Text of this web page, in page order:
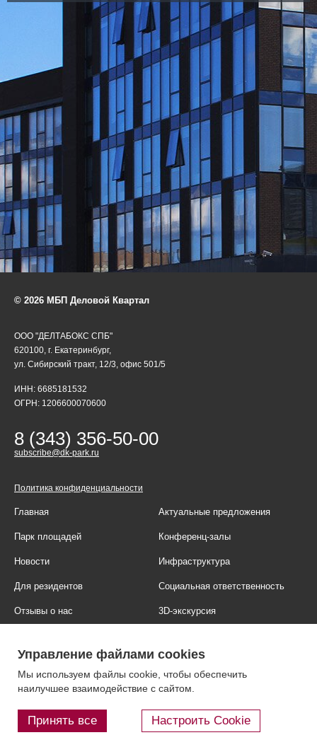
© 2026 МБП Деловой Квартал
ООО "ДЕЛТАБОКС СПБ"
620100, г. Екатеринбург,
ул. Сибирский тракт, 12/3, офис 501/5
ИНН: 6685181532
ОГРН: 1206600070600
8 (343) 356-50-00
subscribe@dk-park.ru
Политика конфиденциальности
Главная Актуальные предложения
Парк площадей Конференц-залы
Новости Инфраструктура
Для резидентов Социальная ответственность
Отзывы о нас 3D-экскурсия
Контакты Блог
Управление файлами cookies
Мы используем файлы cookie, чтобы обеспечить
наилучшее взаимодействие с сайтом.
Принять все Настроить Cookie